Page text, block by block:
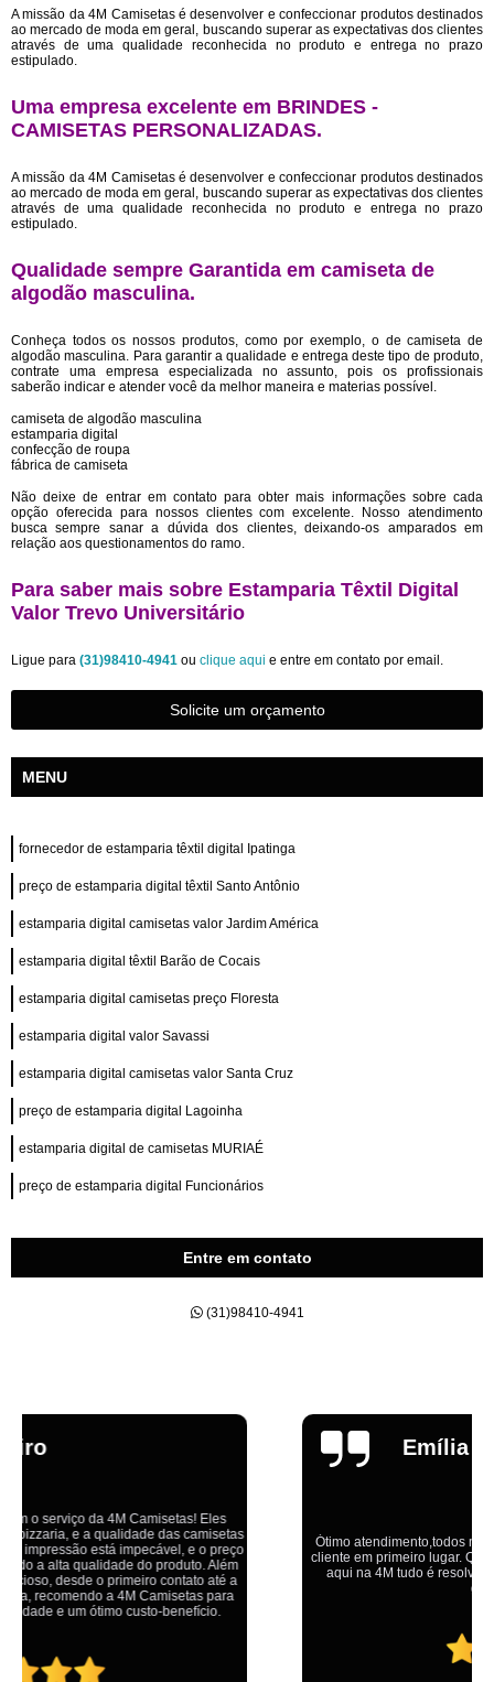
A missão da 4M Camisetas é desenvolver e confeccionar produtos destinados
ao mercado de moda em geral, buscando superar as expectativas dos clientes
através de uma qualidade reconhecida no produto e entrega no prazo
estipulado.
Uma empresa excelente em BRINDES -
CAMISETAS PERSONALIZADAS.
A missão da 4M Camisetas é desenvolver e confeccionar produtos destinados
ao mercado de moda em geral, buscando superar as expectativas dos clientes
através de uma qualidade reconhecida no produto e entrega no prazo
estipulado.
Qualidade sempre Garantida em camiseta de
algodão masculina.
Conheça todos os nossos produtos, como por exemplo, o de camiseta de
algodão masculina. Para garantir a qualidade e entrega deste tipo de produto,
contrate uma empresa especializada no assunto, pois os profissionais
saberão indicar e atender você da melhor maneira e materias possível.
camiseta de algodão masculina
estamparia digital
confecção de roupa
fábrica de camiseta
Não deixe de entrar em contato para obter mais informações sobre cada
opção oferecida para nossos clientes com excelente. Nosso atendimento
busca sempre sanar a dúvida dos clientes, deixando-os amparados em
relação aos questionamentos do ramo.
Para saber mais sobre Estamparia Têxtil Digital
Valor Trevo Universitário
Ligue para (31)98410-4941 ou clique aqui e entre em contato por email.
Solicite um orçamento
MENU
fornecedor de estamparia têxtil digital Ipatinga
preço de estamparia digital têxtil Santo Antônio
estamparia digital camisetas valor Jardim América
estamparia digital têxtil Barão de Cocais
estamparia digital camisetas preço Floresta
estamparia digital valor Savassi
estamparia digital camisetas valor Santa Cruz
preço de estamparia digital Lagoinha
estamparia digital de camisetas MURIAÉ
preço de estamparia digital Funcionários
Entre em contato
(31)98410-4941
Ótimo atendimento,todos muito educados, prestativos e que colocam o
cliente em primeiro lugar. Qualquer lugar tem problemas,isso é fato, mas
aqui na 4M tudo é resolvido com calma e de forma que todos saem
ganhando no final.